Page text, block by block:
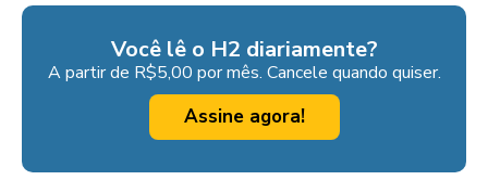
Você lê o H2 diariamente?
A partir de R$5,00 por mês. Cancele quando quiser.
Assine agora!